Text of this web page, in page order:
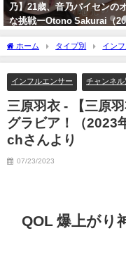
「ただいま」過去最大露出
集ができました（2024年07
日） | よしのんチャンネル
りホーム タイプ別 イン
と屑』コラボグラビア！（2023
インフルエンサー チャンネル
三原羽衣 - 【三原
グラビア！（2023
chさんより
07/23/2023
QOL 爆上がり